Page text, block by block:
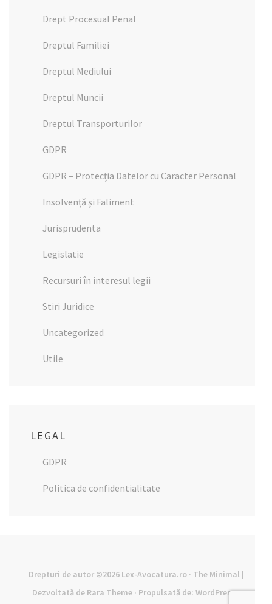
Drept Procesual Penal
Dreptul Familiei
Dreptul Mediului
Dreptul Muncii
Dreptul Transporturilor
GDPR
GDPR – Protecția Datelor cu Caracter Personal
Insolvență și Faliment
Jurisprudenta
Legislatie
Recursuri în interesul legii
Stiri Juridice
Uncategorized
Utile
LEGAL
GDPR
Politica de confidentialitate
Drepturi de autor ©2026 Lex-Avocatura.ro· The Minimal |
Dezvoltată de Rara Theme · Propulsată de: WordPress·